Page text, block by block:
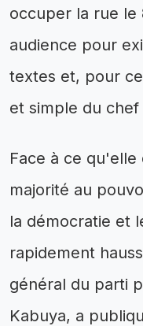
occuper la rue le
audience pour
textes et, pour
et simple du
Face à ce
majorité au
la démocratie et
rapidement
général du parti
Kabuya, a